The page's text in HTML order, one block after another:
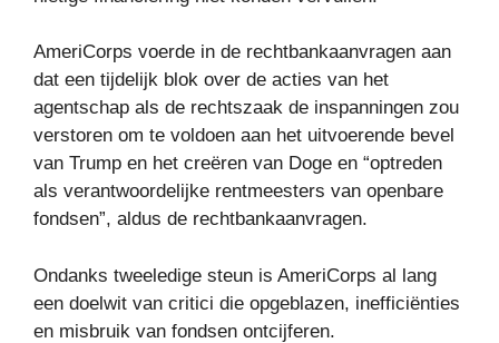
AmeriCorps voerde in de rechtbankaanvragen aan
dat een tijdelijk blok over de acties van het
agentschap als de rechtszaak de inspanningen zou
verstoren om te voldoen aan het uitvoerende bevel
van Trump en het creëren van Doge en “optreden
als verantwoordelijke rentmeesters van openbare
fondsen”, aldus de rechtbankaanvragen.
Ondanks tweeledige steun is AmeriCorps al lang
een doelwit van critici die opgeblazen, inefficiënties
en misbruik van fondsen ontcijferen.